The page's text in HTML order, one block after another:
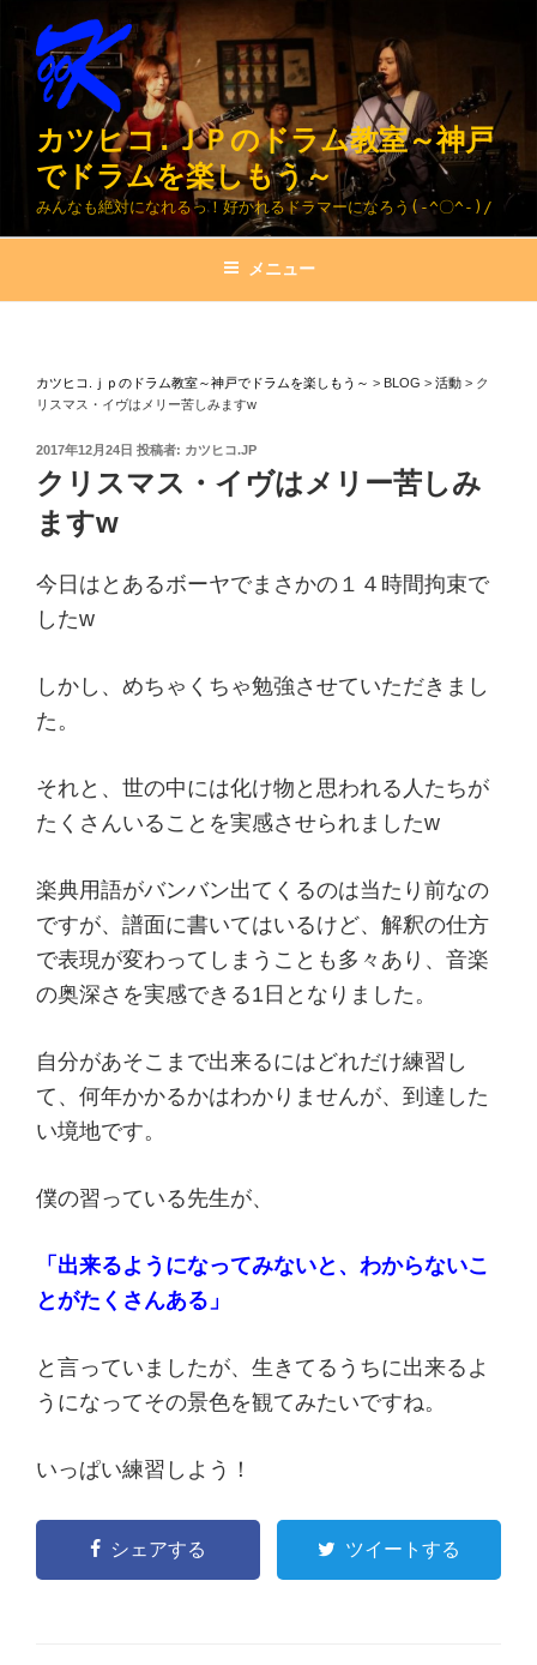
ッ
カツヒコ.ＪＰのドラム教室～神戸
でドラムを楽しもう～
みんなも絶対になれるっ！好かれるドラマーになろう(-^〇^-)/
メニュー
カツヒコ.ｊｐのドラム教室～神戸でドラムを楽しもう～ > BLOG > 活動 > ク
リスマス・イヴはメリー苦しみますw
投
日:
2017年12月24日 投稿者: カツヒコ.JP
クリスマス・イヴはメリー苦しみ
ますw
今日はとあるボーヤでまさかの１４時間拘束で
したw
しかし、めちゃくちゃ勉強させていただきまし
た。
それと、世の中には化け物と思われる人たちが
たくさんいることを実感させられましたw
楽典用語がバンバン出てくるのは当たり前なの
ですが、譜面に書いてはいるけど、解釈の仕方
で表現が変わってしまうことも多々あり、音楽
の奥深さを実感できる1日となりました。
自分があそこまで出来るにはどれだけ練習し
て、何年かかるかはわかりませんが、到達した
い境地です。
僕の習っている先生が、
「出来るようになってみないと、わからないこ
とがたくさんある」
と言っていましたが、生きてるうちに出来るよ
うになってその景色を観てみたいですね。
いっぱい練習しよう！
シェアする ツイートする